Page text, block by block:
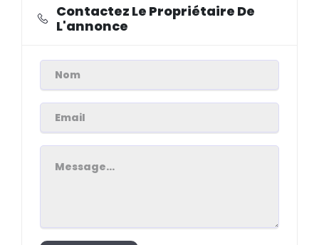
Contactez Le Propriétaire De
L'annonce